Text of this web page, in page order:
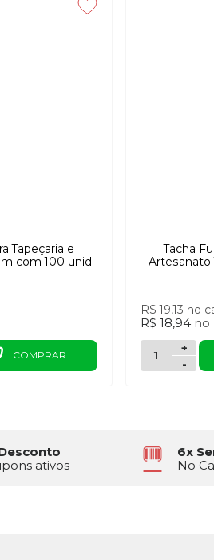
Tapeçaria e
com 100 unid
COMPRAR
Tacha
Artesanato
R$ 19,13 no
R$ 18,94 no
-
+
ativos
6x
No